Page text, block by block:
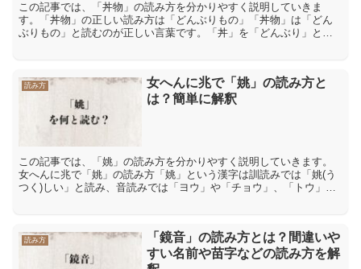
この記事では、「丼物」の読み方を分かりやすく説明していきま
す。「丼物」の正しい読み方は「どんぶりもの」「丼物」は「どん
ぶりもの」と読むのが正しい言葉です。「丼」を「どんぶり」と読
読み方
女へんに兆で「姚」の読み方と
は？簡単に解釈
この記事では、「姚」の読み方を分かりやすく説明していきます。
女へんに兆で「姚」の読み方「姚」という漢字は訓読みでは「姚(う
つく)しい」と読み、音読みでは「ヨウ」や「チョウ」、「トウ」や
読み方
「鏡音」の読み方とは？間違いや
すい名前や苗字などの読み方を解